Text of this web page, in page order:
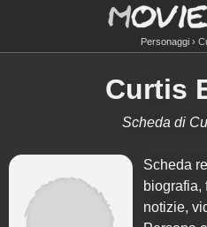
Personaggi
Curtis
Scheda di
Scheda
biografia,
notizie,